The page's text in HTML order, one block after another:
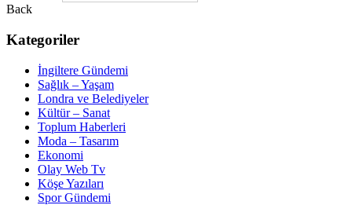
Back
Kategoriler
İngiltere Gündemi
Sağlık – Yaşam
Londra ve Belediyeler
Kültür – Sanat
Toplum Haberleri
Moda – Tasarım
Ekonomi
Olay Web Tv
Köşe Yazıları
Spor Gündemi